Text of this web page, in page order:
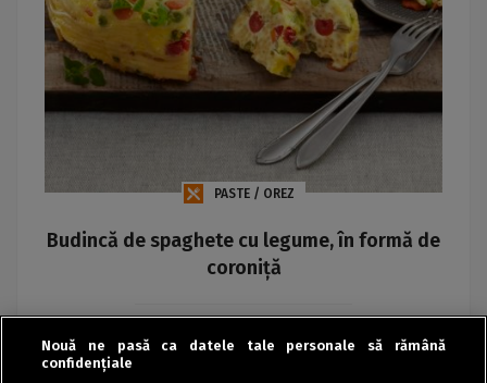
PASTE / OREZ
Budincă de spaghete cu legume, în formă de
coroniță
Nouă ne pasă ca datele tale personale să rămână
confidențiale